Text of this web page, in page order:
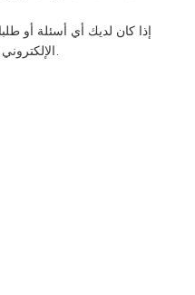
إذا كان لديك أي أسئلة أو
الإلكتروني أو الاتصال بنا. ونحن نتطلع إلى تعاونكم.